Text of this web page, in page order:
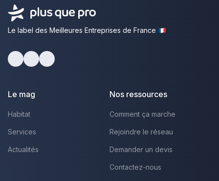
Le label des Meilleures Entreprises de France
Le mag
Habitat
Services
Actualités
Nos ressources
Comment ça marche
Rejoindre le réseau
Demander un devis
Contactez-nous